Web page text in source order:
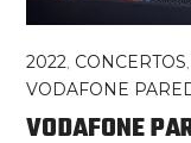
2022 CONCERTOS
VODAFONE
VODAFONE